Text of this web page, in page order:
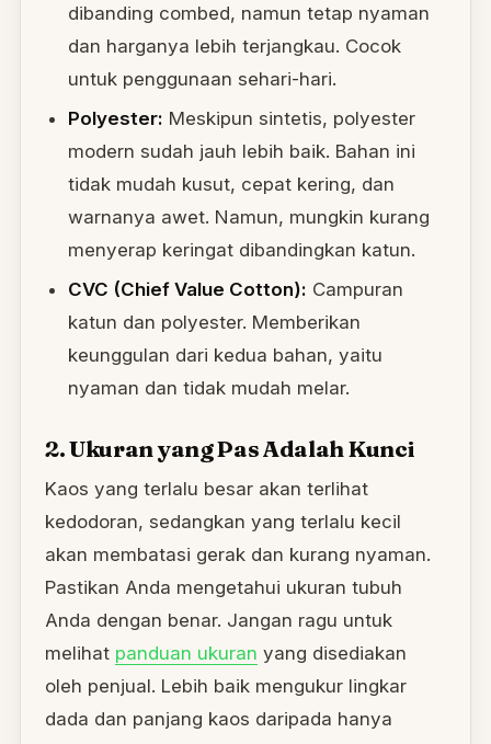
dibanding combed, namun tetap nyaman
dan harganya lebih terjangkau. Cocok
untuk penggunaan sehari-hari.
Polyester: Meskipun sintetis, polyester
modern sudah jauh lebih baik. Bahan ini
tidak mudah kusut, cepat kering, dan
warnanya awet. Namun, mungkin kurang
menyerap keringat dibandingkan katun.
CVC (Chief Value Cotton): Campuran
katun dan polyester. Memberikan
keunggulan dari kedua bahan, yaitu
nyaman dan tidak mudah melar.
2. Ukuran yang Pas Adalah Kunci
Kaos yang terlalu besar akan terlihat
kedodoran, sedangkan yang terlalu kecil
akan membatasi gerak dan kurang nyaman.
Pastikan Anda mengetahui ukuran tubuh
Anda dengan benar. Jangan ragu untuk
melihat panduan ukuran yang disediakan
oleh penjual. Lebih baik mengukur lingkar
dada dan panjang kaos daripada hanya